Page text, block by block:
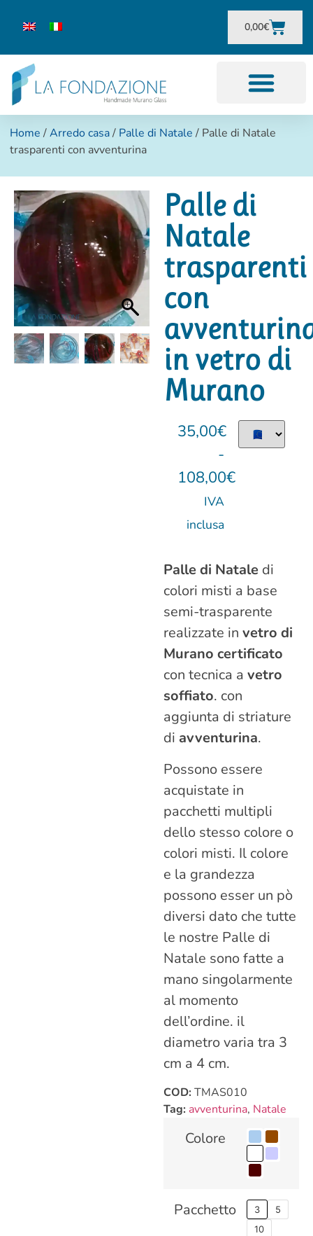
0,00€
Home /Arredo casa/ Palle di Natale / Palle di Natale
trasparenti con avventurina
Palle di
Natale
trasparenti
con
in vetro di
Murano
35,00€
-
108,00€
IVA
inclusa
Palle di Natale di
colori misti a base
semi-trasparente
realizzate in vetro di
Murano certificato
con tecnica a vetro
soffiato. con
aggiunta di striature
di avventurina.
Possono essere
acquistate in
pacchetti multipli
dello stesso colore o
colori misti. Il colore
e la grandezza
possono esser un pò
diversi dato che tutte
le nostre Palle di
Natale sono fatte a
mano singolarmente
al momento
dell’ordine. il
diametro varia tra 3
cm a 4 cm.
COD:TMAS010
Tag: avventurina, Natale
Colore
Pacchetto 3
5
10